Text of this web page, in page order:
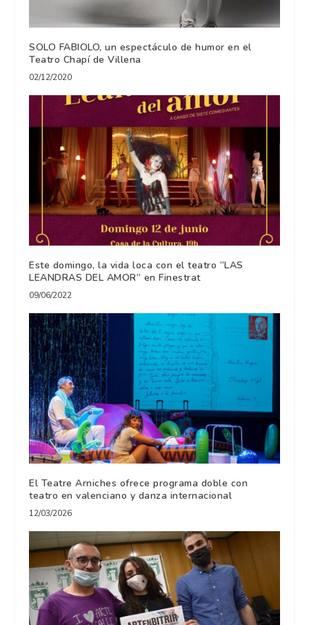
SOLO FABIOLO, un espectáculo de humor en el
Teatro Chapí de Villena
02/12/2020
Este domingo, la vida loca con el teatro “LAS
LEANDRAS DEL AMOR” en Finestrat
09/06/2022
El Teatre Arniches ofrece programa doble con
teatro en valenciano y danza internacional
12/03/2026